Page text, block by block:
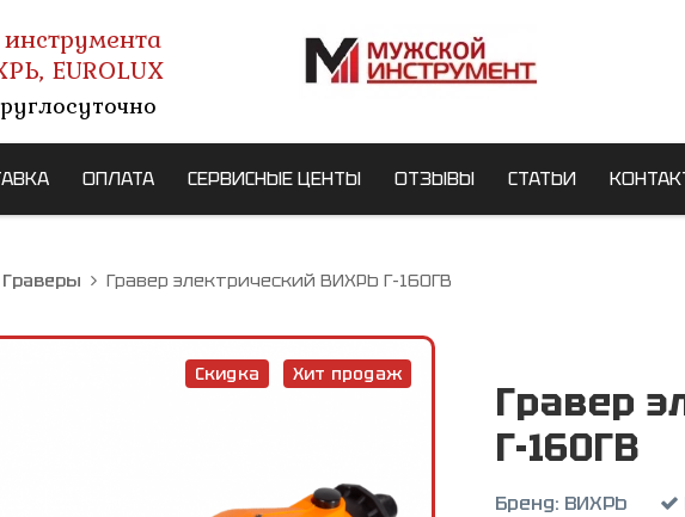
EUROLUX
ОПЛАТА СЕРВИСНЫЕ ЦЕНТЫ ОТЗЫВЫ СТАТЬИ
Граверы Гравер электрический ВИХРЬ Г-160ГВ
Скидка Хит продаж
Гравер
Г-160ГВ
Бренд: ВИХРЬ